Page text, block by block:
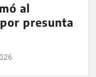
al
presunta